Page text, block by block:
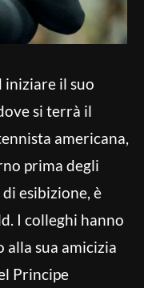
iniziare il suo
si terrà il
americana,
prima degli
esibizione, è
I colleghi hanno
sua amicizia
Principe